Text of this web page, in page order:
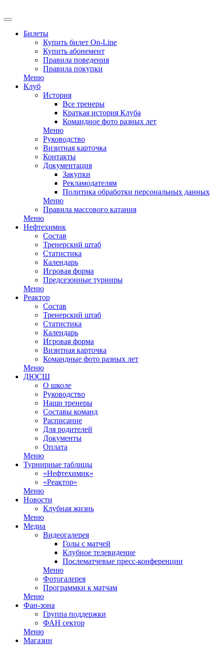
Билеты
Купить билет On-Line
Купить абонемент
Правила поведения
Правила покупки
Меню
Клуб
История
Все тренеры
Краткая история Клуба
Командное фото разных лет
Меню
Руководство
Визитная карточка
Контакты
Документация
Закупки
Рекламодателям
Политика обработки персональных данных
Меню
Правила массового катания
Меню
Нефтехимик
Состав
Тренерский штаб
Статистика
Календарь
Игровая форма
Предсезонные турниры
Меню
Реактор
Состав
Тренерский штаб
Статистика
Календарь
Игровая форма
Визитная карточка
Командные фото разных лет
Меню
ДЮСШ
О школе
Руководство
Наши тренеры
Составы команд
Расписание
Для родителей
Документы
Оплата
Меню
Турнирные таблицы
«Нефтехимик»
«Реактор»
Меню
Новости
Клубная жизнь
Меню
Медиа
Видеогалерея
Голы с матчей
Клубное телевидение
Послематчевые пресс-конференции
Меню
Фотогалерея
Программки к матчам
Меню
Фан-зона
Группа поддержки
ФАН сектор
Меню
Магазин